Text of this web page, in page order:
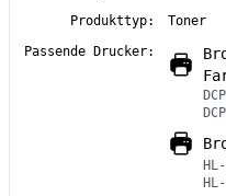
Produkttyp:
Toner
Passende Drucker: